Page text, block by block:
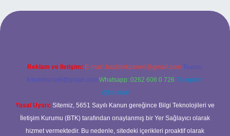
güncel giriş
Reklam ve İletişim: E-mail: backlinkpaneli@gmail.com Teams:
forumhizmeti@gmail.com Whatsapp: 0262 606 0 726 Telegram:
@karabul
Yasal Uyarı: Sitemiz, 5651 Sayılı Kanun gereğince Bilgi Teknolojileri ve
İletişim Kurumu (BTK) tarafından onaylanmış bir Yer Sağlayıcı olarak
hizmet vermektedir. Bu nedenle, sitedeki içerikleri proaktif olarak